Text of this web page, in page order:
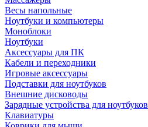
Весы напольные
Ноутбуки и компьютеры
Моноблоки
Ноутбуки
Аксессуары для ПК
Кабели и переходники
Игровые аксессуары
Подставки для ноутбуков
Внешние дисководы
Зарядные устройства для ноутбуков
Клавиатуры